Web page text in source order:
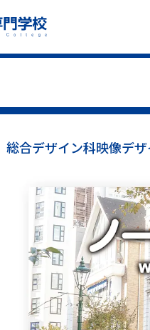
総合デザイン科映像デ